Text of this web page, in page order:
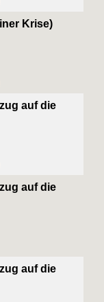
Krise)
auf die
auf die
auf die